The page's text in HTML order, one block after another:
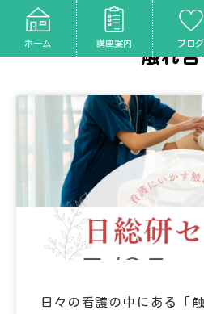
ホーム 講座案内 ブログ
触れ
日々の看護の中にある「